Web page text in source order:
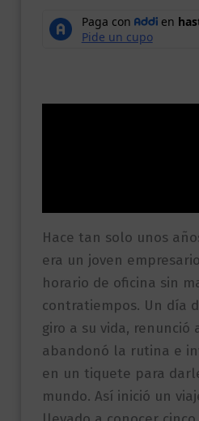
Hace tan solo unos
era un joven
horario de oficina sin
contratiempos. Un día
giro a su vida, renunció
abandonó la rutina e
en un tiquete para
mundo. Así inició un